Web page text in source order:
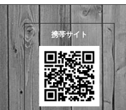
携帯サイト